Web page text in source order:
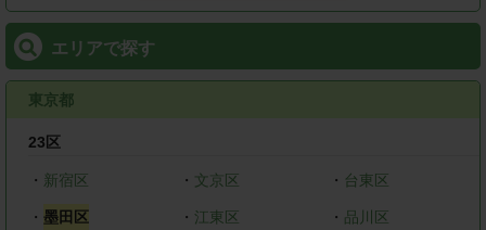
エリアで探す
東京都
23区
・ 新宿区 ・ 文京区 ・ 台東区
・ 墨田区 ・ 江東区 ・ 品川区